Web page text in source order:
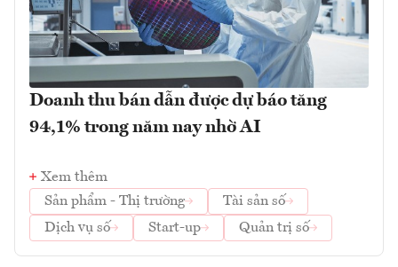
Doanh thu bán dẫn được dự báo tăng
94,1% trong năm nay nhờ AI
Xem thêm
Sản phẩm - Thị trường
Tài sản số
Dịch vụ số
Start-up Quản trị số